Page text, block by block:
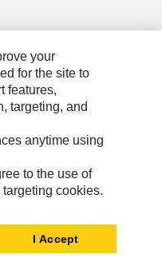
保留所有权利
your
for the site to
features,
targeting, and
anytime using
to the use of
cookies.
I Accept